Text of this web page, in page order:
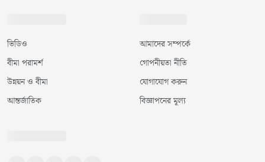
ভিডিও
বীমা পরামর্শ
উন্নয়ন ও বীমা
আন্তর্জাতিক
আমাদের সম্পর্কে
গোপনীয়তা নীতি
যোগাযোগ করুন
বিজ্ঞাপনের মূল্য